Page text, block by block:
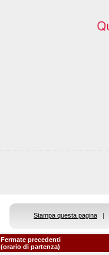
Stampa questa pagina |
Fermate precedenti
(orario di partenza)